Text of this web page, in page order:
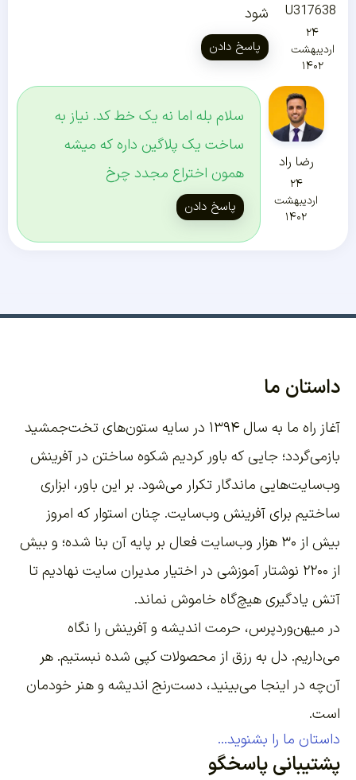
U317638
۲۴
اردیبهشت
۱۴۰۲
شود
پاسخ دادن
رضا راد
۲۴
اردیبهشت
۱۴۰۲
سلام بله اما نه یک خط کد. نیاز به
ساخت یک پلاگین داره که میشه
همون اختراع مجدد چرخ
پاسخ دادن
داستان ما
آغاز راه ما به سال ۱۳۹۴ در سایه ستون‌های تخت‌جمشید
بازمی‌گردد؛ جایی که باور کردیم شکوه ساختن در آفرینش
وب‌سایت‌هایی ماندگار تکرار می‌شود. بر این باور، ابزاری
ساختیم برای آفرینش وب‌سایت. چنان استوار که امروز
بیش از ۳۰ هزار وب‌سایت فعال بر پایه آن بنا شده؛ و بیش
از ۲۲۰۰
نوشتار آموزشی در اختیار مدیران سایت نهادیم تا
آتش یادگیری هیچ‌گاه خاموش نماند.
در میهن‌وردپرس، حرمت اندیشه و آفرینش را نگاه
می‌داریم. دل به رزق از محصولات کپی شده نبستیم. هر
آن‌چه در اینجا می‌بینید، دست‌رنج اندیشه و هنر خودمان
است.
داستان ما را بشنوید...
پشتیبانی پاسخگو